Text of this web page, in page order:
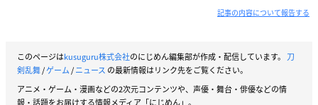
記事の内容について報告する
このページはkusuguru株式会社のにじめん編集部が作成・配信しています。 刀
剣乱舞/ゲーム/ニュース の最新情報はリンク先をご覧ください。
アニメ・ゲーム・漫画などの2次元コンテンツや、声優・舞台・俳優などの情